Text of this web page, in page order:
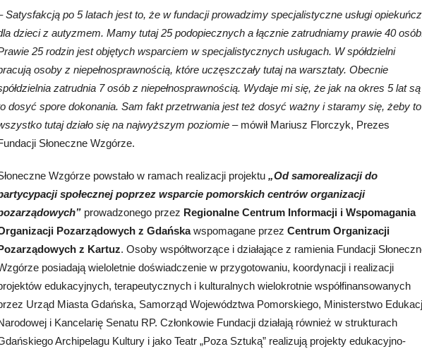
Satysfakcją po 5 latach jest to, że w fundacji prowadzimy specjalistyczne usługi
dzieci z autyzmem. Mamy tutaj 25 podopiecznych a łącznie zatrudniamy prawie 40
25 rodzin jest objętych wsparciem w specjalistycznych usługach. W spółdzielni
osoby z niepełnosprawnością, które uczęszczały tutaj na warsztaty. Obecnie
zatrudnia 7 osób z niepełnosprawnością. Wydaje mi się, że jak na okres 5 lat są
dosyć spore dokonania. Sam fakt przetrwania jest też dosyć ważny i staramy się, żeby to
tutaj działo się na najwyższym poziomie – mówił Mariusz Florczyk, Prezes
Słoneczne Wzgórze.
Wzgórze powstało w ramach realizacji projektu „Od samorealizacji do
społecznej poprzez wsparcie pomorskich centrów organizacji
prowadzonego przez Regionalne Centrum Informacji i Wspomagania
Pozarządowych z Gdańskawspomagane przez Centrum Organizacji
z Kartuz. Osoby współtworzące i działające z ramienia Fundacji
posiadają wieloletnie doświadczenie w przygotowaniu, koordynacji i realizacji
edukacyjnych, terapeutycznych i kulturalnych wielokrotnie współfinansowanych
Urząd Miasta Gdańska, Samorząd Województwa Pomorskiego, Ministerstwo
i Kancelarię Senatu RP. Członkowie Fundacji działają również w strukturach
Archipelagu Kultury i jako Teatr „Poza Sztuką” realizują projekty edukacyjno-